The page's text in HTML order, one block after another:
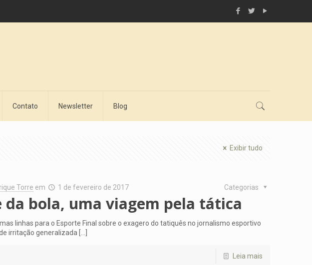
Contato Newsletter Blog
Exibir tudo
Torre em 1 de fevereiro de 2017 Categorias
da bola, uma viagem pela tática
linhas para o Esporte Final sobre o exagero do tatiquês no jornalismo esportivo
irritação generalizada
Leia mais